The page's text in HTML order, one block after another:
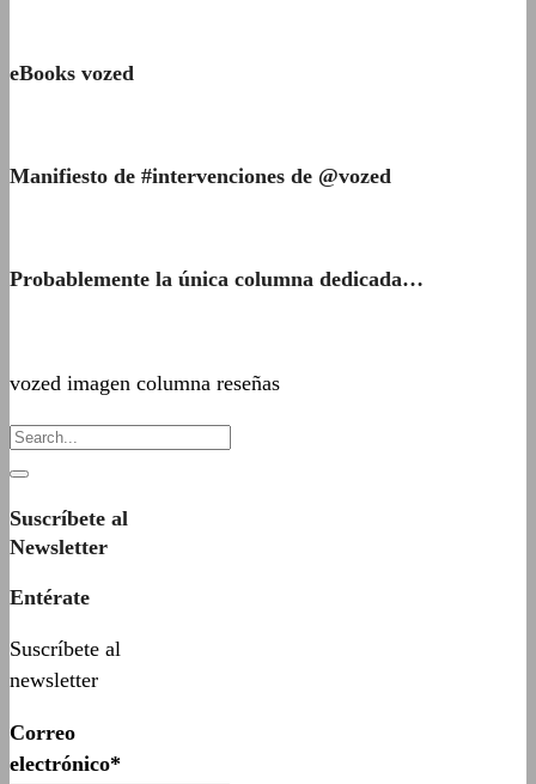
eBooks vozed
Manifiesto de #intervenciones de @vozed
Probablemente la única columna dedicada…
vozed imagen columna reseñas
Suscríbete al
Newsletter
Entérate
Suscríbete al
newsletter
Correo
electrónico*